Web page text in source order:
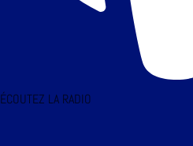
ÉCOUTEZ LA RADIO